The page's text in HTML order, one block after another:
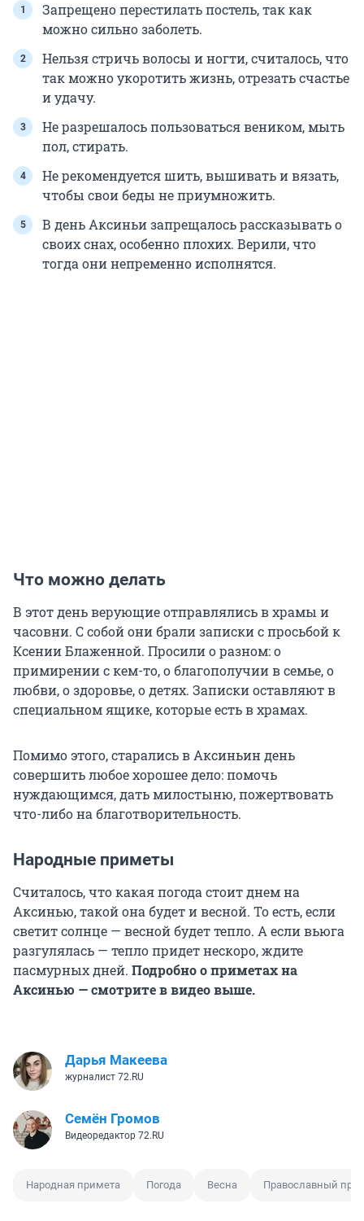
Запрещено перестилать постель, так как
можно сильно заболеть.
Нельзя стричь волосы и ногти, считалось, что
так можно укоротить жизнь, отрезать счастье
и удачу.
Не разрешалось пользоваться веником, мыть
пол, стирать.
Не рекомендуется шить, вышивать и вязать,
чтобы свои беды не приумножить.
В день Аксиньи запрещалось рассказывать о
своих снах, особенно плохих. Верили, что
тогда они непременно исполнятся.
Что можно делать
В этот день верующие отправлялись в храмы и
часовни. С собой они брали записки с просьбой к
Ксении Блаженной. Просили о разном: о
примирении с кем-то, о благополучии в семье, о
любви, о здоровье, о детях. Записки оставляют в
специальном ящике, которые есть в храмах.
Помимо этого, старались в Аксиньин день
совершить любое хорошее дело: помочь
нуждающимся, дать милостыню, пожертвовать
что-либо на благотворительность.
Народные приметы
Считалось, что какая погода стоит днем на
Аксинью, такой она будет и весной. То есть, если
светит солнце — весной будет тепло. А если вьюга
разгулялась — тепло придет нескоро, ждите
пасмурных дней. Подробно о приметах на
Аксинью — смотрите в видео выше.
Дарья Макеева
журналист 72.RU
Семён Громов
Видеоредактор 72.RU
Народная примета Погода Весна Православный